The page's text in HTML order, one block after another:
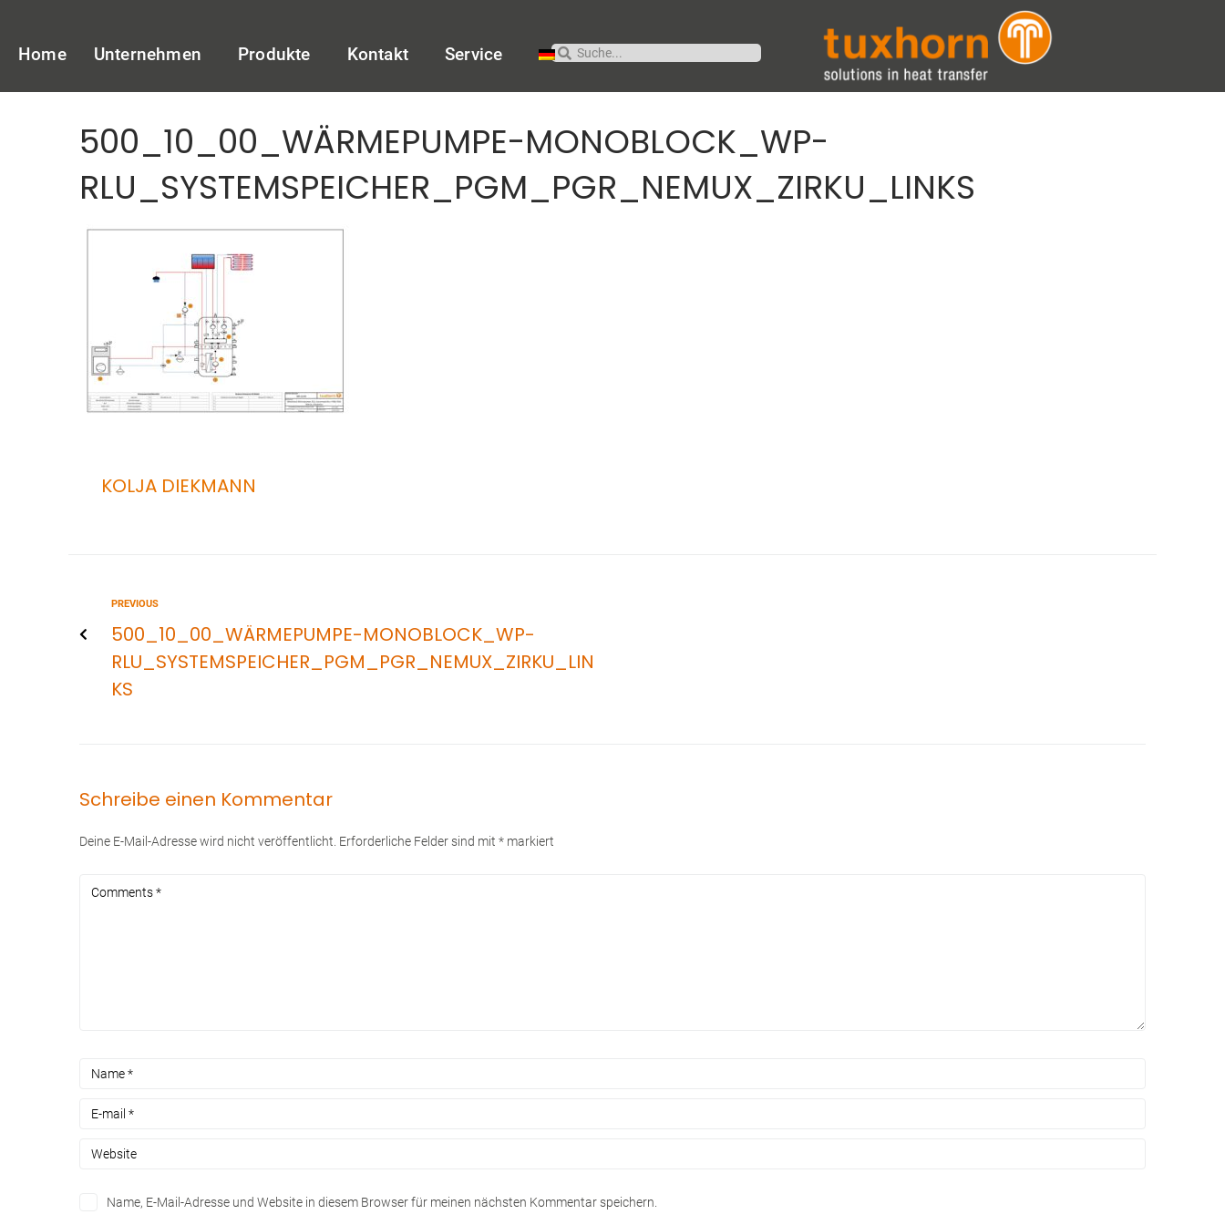
Home Unternehmen Produkte Kontakt Service
500_10_00_WÄRMEPUMPE-MONOBLOCK_WP-
RLU_SYSTEMSPEICHER_PGM_PGR_NEMUX_ZIRKU_LINKS
KOLJA DIEKMANN
PREVIOUS
500_10_00_WÄRMEPUMPE-MONOBLOCK_WP-
RLU_SYSTEMSPEICHER_PGM_PGR_NEMUX_ZIRKU_LIN
KS
Schreibe einen Kommentar
Deine E-Mail-Adresse wird nicht veröffentlicht. Erforderliche Felder sind mit * markiert
Name, E-Mail-Adresse und Website in diesem Browser für meinen nächsten Kommentar speichern.